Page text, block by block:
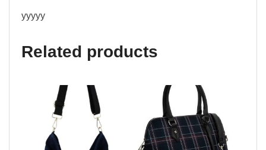
yyyyy
Related products